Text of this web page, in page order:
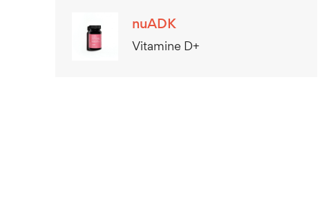
nuADK
Vitamine D+